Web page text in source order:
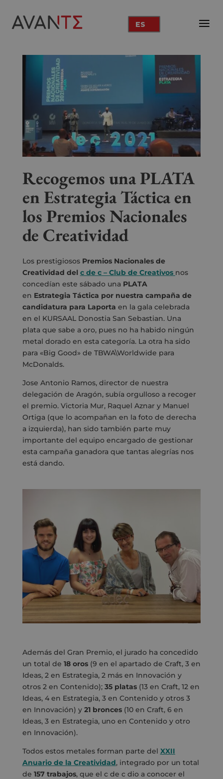
ES
Recogemos una PLATA
en Estrategia Táctica en
los Premios Nacionales
de Creatividad
Los prestigiosos PremiosNacionales de
Creatividad del c de c – Club de Creativos nos
concedían este sábado una PLATA
en Estrategia Táctica por nuestra campaña de
candidatura para Laporta en la gala celebrada
en el KURSAAL Donostia San Sebastian. Una
plata que sabe a oro, pues no ha habido ningún
metal dorado en esta categoría. La otra ha sido
para «Big Good» de TBWA\Worldwide para
McDonalds.
Jose Antonio Ramos, director de nuestra
delegación de Aragón, subía orgulloso a recoger
el premio. Victoria Mur, Raquel Aznar y Manuel
Ortiga (que lo acompañan en la foto de derecha
a izquierda), han sido también parte muy
importante del equipo encargado de gestionar
esta campaña ganadora que tantas alegrías nos
está dando.
Además del Gran Premio, el jurado ha concedido
un total de 18 oros(9 en el apartado de Craft, 3 en
Ideas, 2 en Estrategia, 2 más en Innovación y
otros 2 en Contenido); 35 platas(13 en Craft, 12 en
Ideas, 4 en Estrategia, 3 en Contenido y otros 3
en Innovación) y 21 bronces(10 en Craft, 6 en
Ideas, 3 en Estrategia, uno en Contenido y otro
en Innovación).
Todos estos metales forman parte del XXII
Anuario de la Creatividad, integrado por un total
de 157 trabajos, que el c de c dio a conocer el